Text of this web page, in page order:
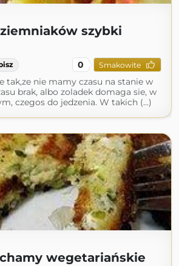
szybki
0 Smakowite
tak,ze nie mamy czasu na stanie w
brak, albo zoladek domaga sie, w
czegos do jedzenia. W takich (...)
wegetariańskie